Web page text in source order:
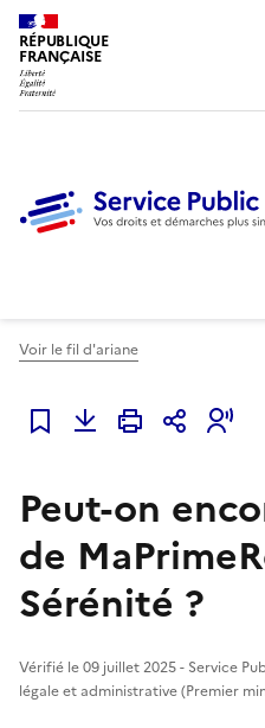
RÉPUBLIQUE
FRANÇAISE
Voir le fil d'ariane
Ajouter à mes favoris
Peut-on
de
Sérénité ?
Vérifié le 09 juillet 2025 - Service
légale et administrative (Premier